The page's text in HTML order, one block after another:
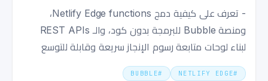
- تعرف على كيفية دمج Netlify Edge functions،
ومنصة Bubble للبرمجة بدون كود، والـ REST APIs
لبناء لوحات متابعة رسوم الإنجاز سريعة وقابلة للتوسع
وآلية للفرق الرشيقة (Agile).
#
NETLIFY EDGE
#
BUBBLE